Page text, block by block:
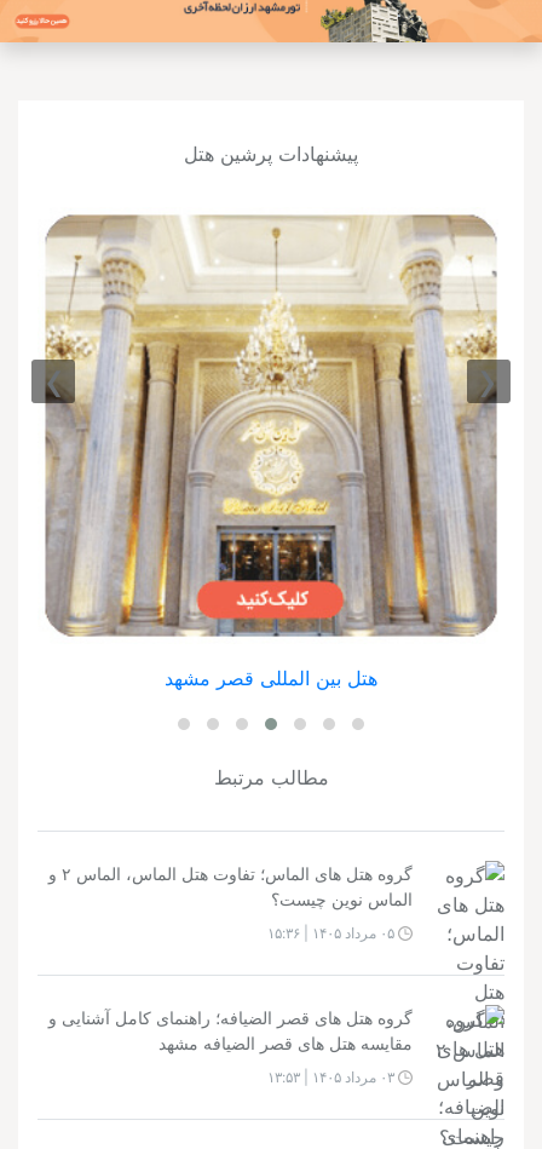
پیشنهادات پرشین هتل
هتل بین المللی قصر مشهد
‹
›
مطالب مرتبط
گروه هتل های الماس؛ تفاوت هتل الماس، الماس ۲ و
الماس نوین چیست؟
گروه هتل های قصر الضیافه؛ راهنمای کامل آشنایی و
مقایسه هتل های قصر الضیافه مشهد